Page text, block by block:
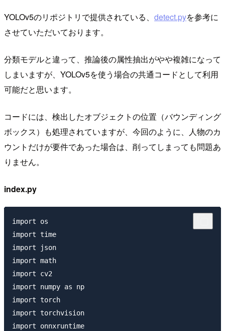
YOLOv5のリポジトリで提供されている、 detect.pyを参考に
させていただいております。
分類モデルと違って、推論後の属性抽出がやや複雑になって
しまいますが、YOLOv5を使う場合の共通コードとして利用
可能だと思います。
コードには、検出したオブジェクトの位置（バウンディング
ボックス）も処理されていますが、今回のように、人物のカ
ウントだけが要件であった場合は、削ってしまっても問題あ
りません。
index.py
import os
import time
import json
import math
import cv2
import numpy as np
import torch
import torchvision
import onnxruntime